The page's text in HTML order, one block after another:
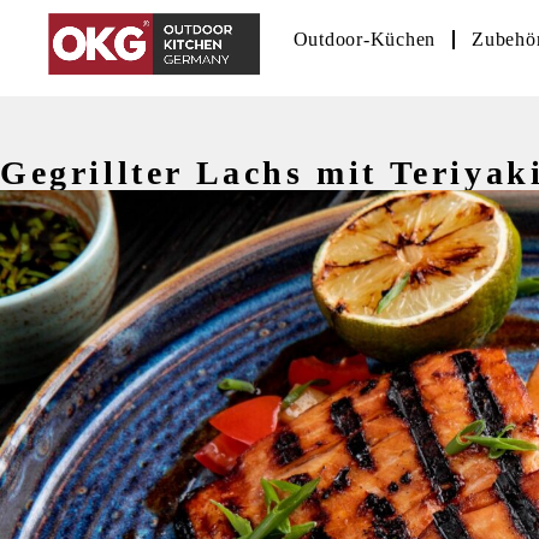
Outdoor-Küchen
Gegrillter Lachs mit